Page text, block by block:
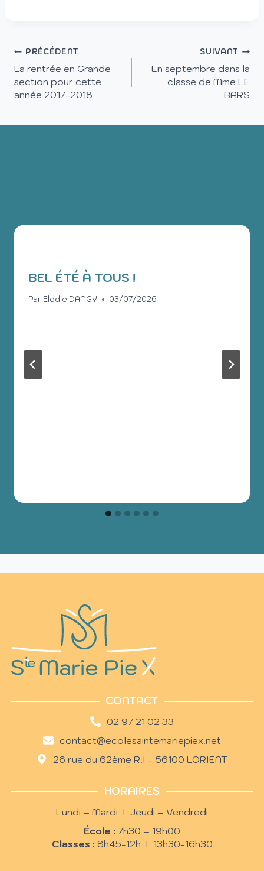
PRÉCÉDENT
La rentrée en Grande
section pour cette
année 2017-2018
SUIVANT
En septembre dans la
classe de Mme LE
BARS
BEL ÉTÉ À TOUS !
Par Elodie DANGY 03/07/2026
CONTACT
02 97 21 02 33
contact@ecolesaintemariepiex.net
26 rue du 62ème R.I - 56100 LORIENT
HORAIRES
Lundi – Mardi I Jeudi – Vendredi
École : 7h30 – 19h00
Classes : 8h45-12h I 13h30-16h30